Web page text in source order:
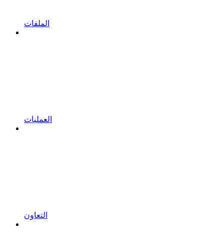
الملفات
العمليات
التعاون